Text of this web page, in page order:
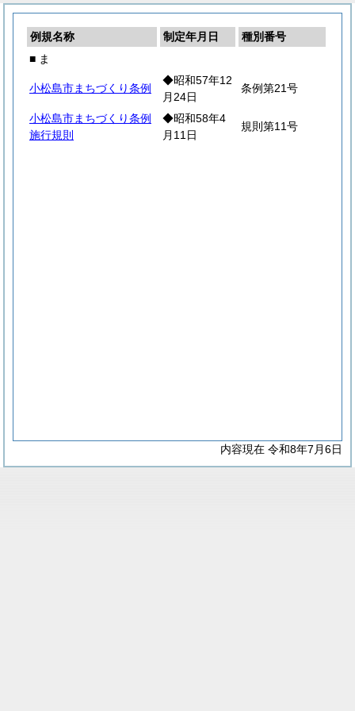
例規名称 制定年月日
種別番号
■ ま
小松島市まちづくり条例
◆昭和57年12
月24日
条例第21号
小松島市まちづくり条例
施行規則
◆昭和58年4
月11日
規則第11号
内容現在 令和8年7月6日